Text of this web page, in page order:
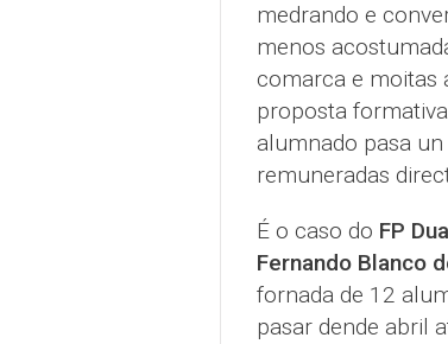
medrando e
menos
comarca e moitas
proposta
alumnado pasa
remuneradas
É o caso do FP
Fernando Blanco
fornada de 12
pasar dende abril